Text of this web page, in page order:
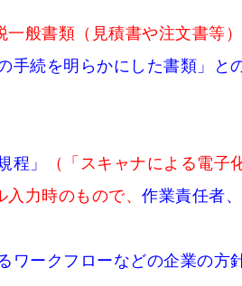
一般書類（見積書や注文書等
手続を明らかにした書類」と
程」
（「スキャナによる電子
力時のもので、 作業責任者
フローなどの企業の方針